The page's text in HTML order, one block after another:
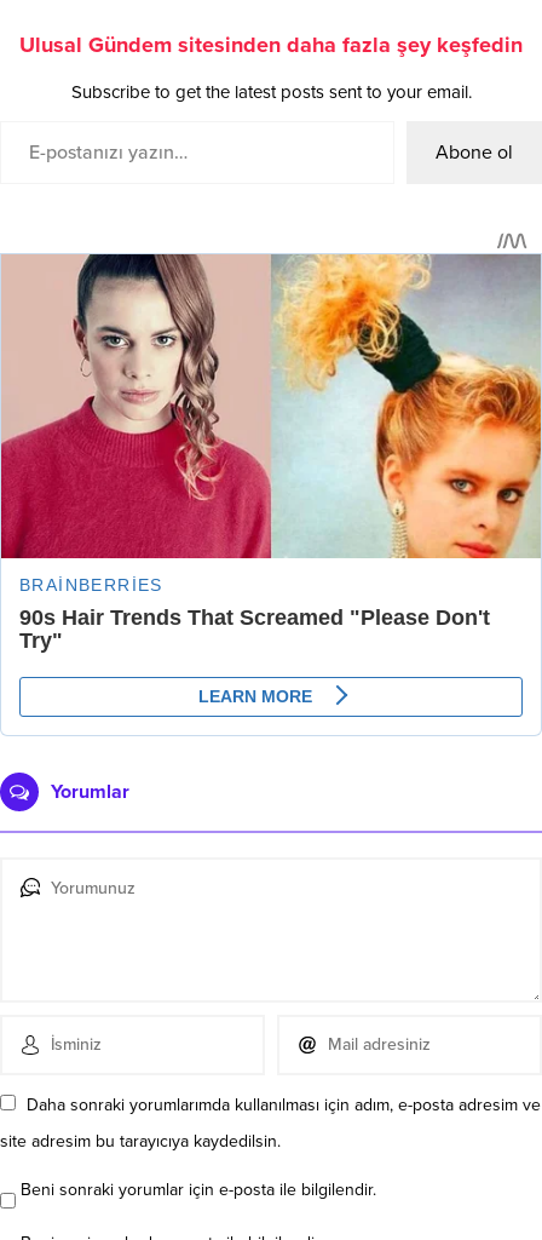
Ulusal Gündem sitesinden daha fazla şey keşfedin
Subscribe to get the latest posts sent to your email.
Abone ol
Yorumlar
Daha sonraki yorumlarımda kullanılması için adım, e-posta adresim ve
site adresim bu tarayıcıya kaydedilsin.
Beni sonraki yorumlar için e-posta ile bilgilendir.